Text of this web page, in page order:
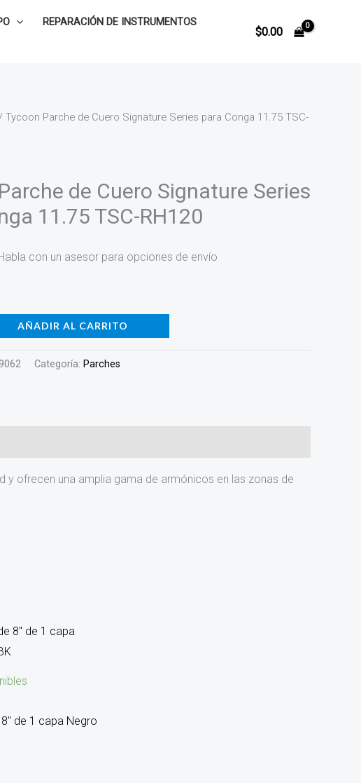
REPARACIÓN DE INSTRUMENTOS
$0.00
Tycoon Parche de Cuero Signature Series para Conga 11.75 TSC-
de Cuero Signature Series
11.75 TSC-RH120
con un asesor para opciones de envío
AÑADIR AL CARRITO
Categoría: Parches
ofrecen una amplia gama de armónicos en las zonas de
de 1 capa Negro